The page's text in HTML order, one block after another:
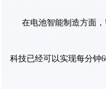
在电池智能制造方面
科技已经可以实现每分钟